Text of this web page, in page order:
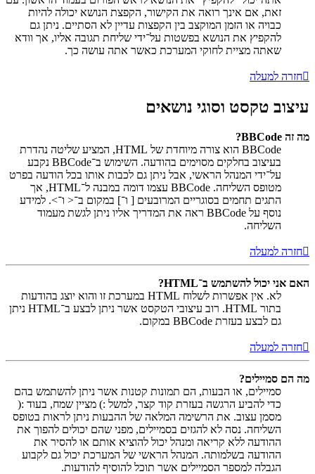
זאת, אם אינך רואה את הקישור, הקפצת הנושא יכולה להיות
כבויה או הזמן המוקצב בין הקפצות עדיין לא הסתיים. ניתן גם
להקפיץ את הנושא בפשטות על־ידי שליחת תגובה אליו, אך וודא
שאתה מציית לחוקי המערכת כאשר אתה עושה כך.
חזרה למעלה
עיצוב טקסט וסוגי נושאים
מה זה BBCode?
BBCode הוא צורה מיוחדת של HTML, המציע שליטה נהדרת
בעיצוב בחלקים מסוימים בהודעה. השימוש ב־BBCode נקבע
על־ידי המנהל הראשי, אבל ניתן גם לכבות אותו בכל הודעה בפרט
מטופס השליחה. BBCode עצמו דומה במבנה ל־HTML, אך
התגים תחמים בסוגריים המרובעים [ ו־] במקום ב־< ו־>. למידע
נוסף על BBCode ראה את המדריך אליו ניתן לגשת מעמוד
השליחה.
חזרה למעלה
האם אני יכול להשתמש ב־HTML?
לא. אין אפשרות לשלוח HTML במערכת זו והוא יוצג בהודעות
בתור HTML. רוב עיצובי הטקסט אשר ניתן לבצע ב־HTML ניתן
גם לבצע בעזרת BBCode במקום.
חזרה למעלה
מה הם סמיילים?
סמיילים, או הבעות, הם תמונות קטנות אשר ניתן להשתמש בהם
כדי להביע הרגשה בעזרת קוד קצר, למשל :) מציין שמח, בעוד :(
מסמן עצוב. את הרשימה המלאה של ההבעות ניתן לראות בטופס
השליחה. נסה לא להגזים בסמיילים, מפני שהם יכולים להפוך את
ההודעה ללא קריאה ומנהל יכול להוציא אותם או להסיר את
ההודעה בשלמותה. המנהל הראשי של המערכת יכול גם לקבוע
הגבלה למספר הסמיילים אשר תוכל להוסיף להודעות.